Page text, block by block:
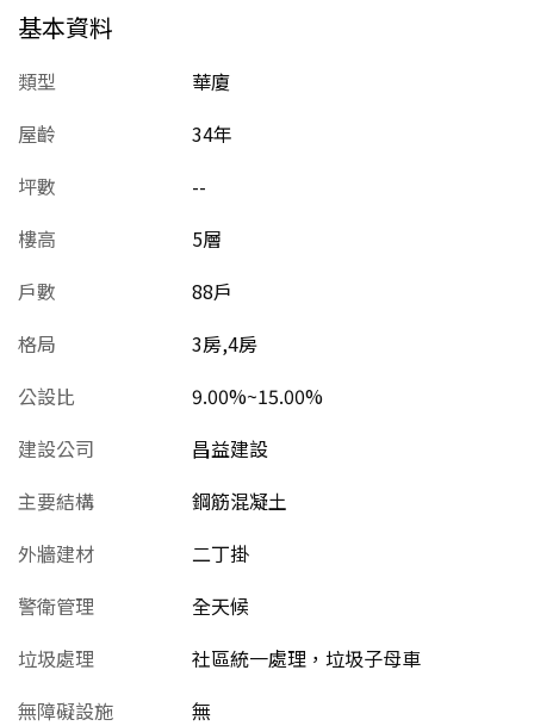
基本資料
類型
華廈
屋齡
34年
坪數
--
樓高
5層
戶數
88戶
格局
3房,4房
公設比
9.00%~15.00%
建設公司
昌益建設
主要結構
鋼筋混凝土
外牆建材
二丁掛
警衛管理
全天候
垃圾處理
社區統一處理，垃圾子母車
無障礙設施
無